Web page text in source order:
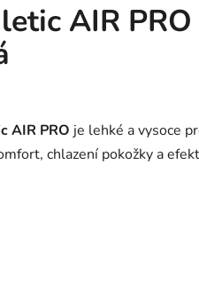
AIR
AIR PRO je lehké a vysoce
chlazení pokožky a